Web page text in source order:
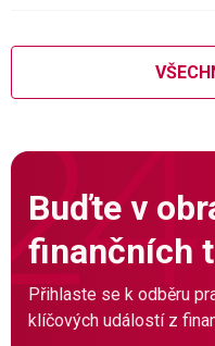
Buďte v
finančních
Přihlaste se k odběru
klíčových událostí z